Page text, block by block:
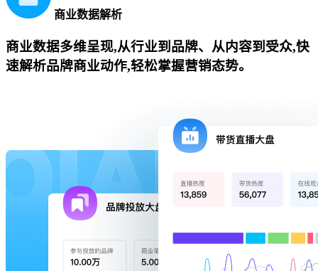
商业数据解析
商业数据多维呈现,从行业到品牌、从内容到受众,快
速解析品牌商业动作,轻松掌握营销态势。